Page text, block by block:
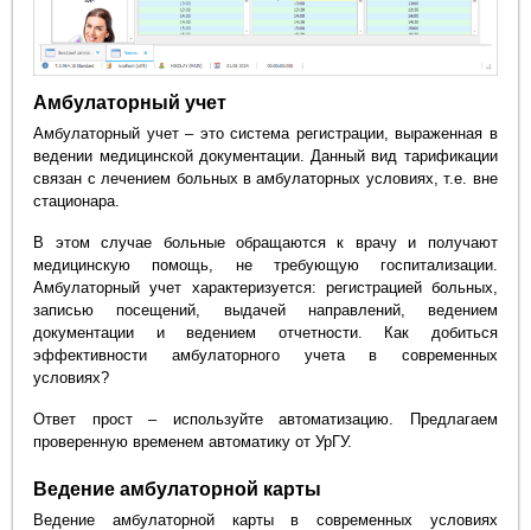
Амбулаторный учет
Амбулаторный учет – это система регистрации, выраженная в
ведении медицинской документации. Данный вид тарификации
связан с лечением больных в амбулаторных условиях, т.е. вне
стационара.
В этом случае больные обращаются к врачу и получают
медицинскую помощь, не требующую госпитализации.
Амбулаторный учет характеризуется: регистрацией больных,
записью посещений, выдачей направлений, ведением
документации и ведением отчетности. Как добиться
эффективности амбулаторного учета в современных
условиях?
Ответ прост – используйте автоматизацию. Предлагаем
проверенную временем автоматику от УрГУ.
Ведение амбулаторной карты
Ведение амбулаторной карты в современных условиях